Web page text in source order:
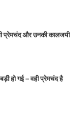
प्रेमचंद और उनकी कालजयी
हो गई – वही प्रेमचंद है